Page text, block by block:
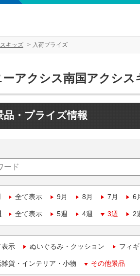
キッズ 入荷プライズ
ーアクシス南国アクシス
品・プライズ情報
全て表示 9月 8月 7月 6
全て表示 5週 4週 3週 2
表示 ぬいぐるみ・クッション フィ
貨・インテリア・小物 その他景品